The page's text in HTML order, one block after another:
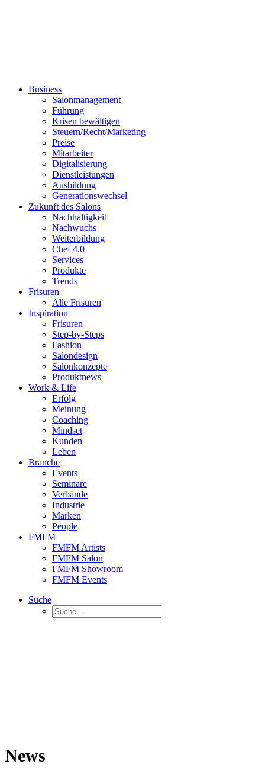
Business
Salonmanagement
Führung
Krisen bewältigen
Steuern/Recht/Marketing
Preise
Mitarbeiter
Digitalisierung
Dienstleistungen
Ausbildung
Generationswechsel
Zukunft des Salons
Nachhaltigkeit
Nachwuchs
Weiterbildung
Chef 4.0
Services
Produkte
Trends
Frisuren
Alle Frisuren
Inspiration
Frisuren
Step-by-Steps
Fashion
Salondesign
Salonkonzepte
Produktnews
Work & Life
Erfolg
Meinung
Coaching
Mindset
Kunden
Leben
Branche
Events
Seminare
Verbände
Industrie
Marken
People
FMFM
FMFM Artists
FMFM Salon
FMFM Showroom
FMFM Events
Suche
News